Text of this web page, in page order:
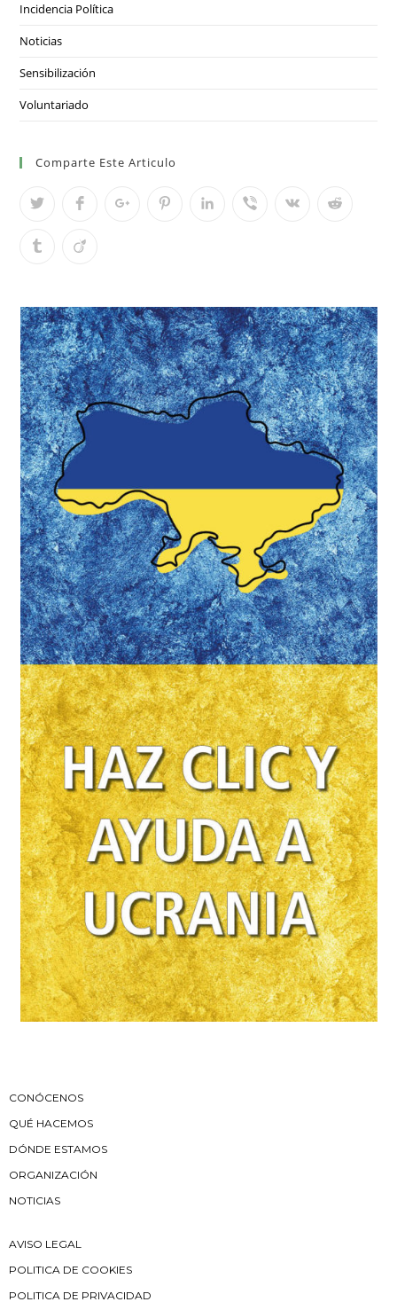
Incidencia Política
Noticias
Sensibilización
Voluntariado
Comparte Este Articulo
CONÓCENOS
QUÉ HACEMOS
DÓNDE ESTAMOS
ORGANIZACIÓN
NOTICIAS
AVISO LEGAL
POLITICA DE COOKIES
POLITICA DE PRIVACIDAD